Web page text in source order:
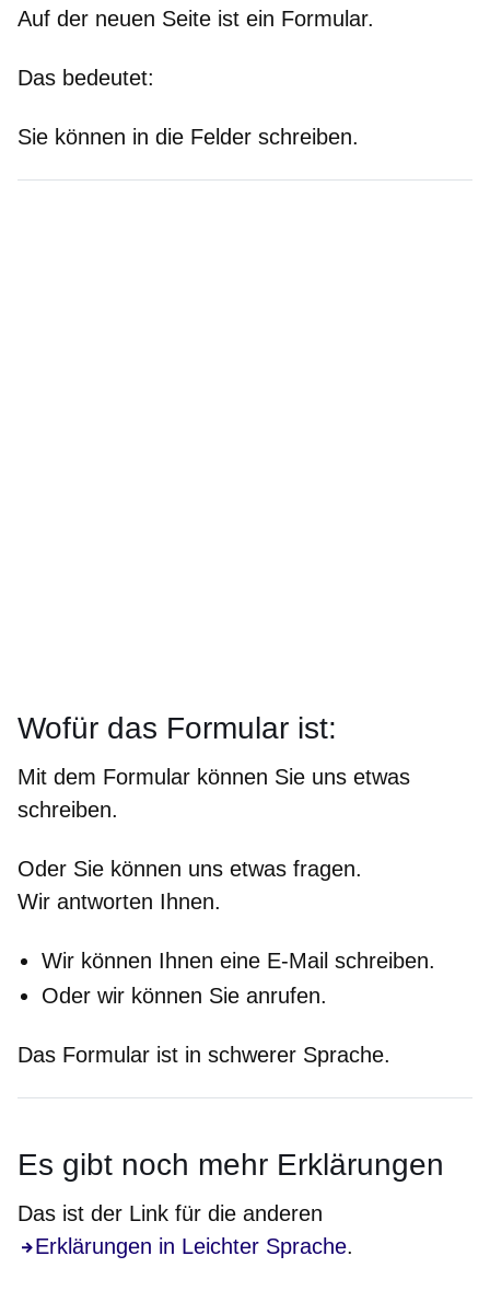
Auf der neuen Seite ist ein Formular.
Das bedeutet:
Sie können in die Felder schreiben.
Wofür das Formular ist:
Mit dem Formular können Sie uns etwas
schreiben.
Oder Sie können uns etwas fragen.
Wir antworten Ihnen.
Wir können Ihnen eine E-Mail schreiben.
Oder wir können Sie anrufen.
Das Formular ist in schwerer Sprache.
Es gibt noch mehr Erklärungen
Das ist der Link für die anderen
Erklärungen in Leichter Sprache.